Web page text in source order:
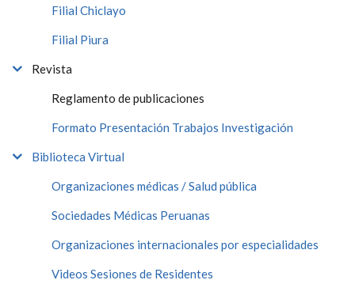
Filial Chiclayo
Filial Piura
Revista
Reglamento de publicaciones
Formato Presentación Trabajos Investigación
Biblioteca Virtual
Organizaciones médicas / Salud pública
Sociedades Médicas Peruanas
Organizaciones internacionales por especialidades
Videos Sesiones de Residentes